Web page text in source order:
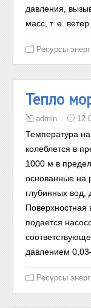
давления,
масс, т. е. ветер.
Ресурсы
Тепло
admin
Температура
колеблется в
1000 м в
основанные на
глубинных вод,
Поверхностная
подается
давлением
Ресурсы